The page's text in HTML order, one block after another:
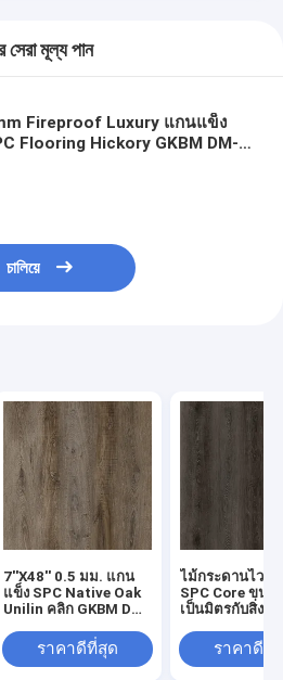
সেরা মূল্য পান
Fireproof Luxury แกนแข็ง
Flooring Hickory GKBM DM-
চালিয়ে
7''X48'' 0.5 มม. แกน
แข็ง SPC Native Oak
Unilin คลิก GKBM DM-
ราคาดีที่สุด
ไม้กระดานไวนิ
SPC Core ขนา
เป็นมิตรกับสิ่งแ
Mantling Oak
DM-W40054
ราคาดีที่